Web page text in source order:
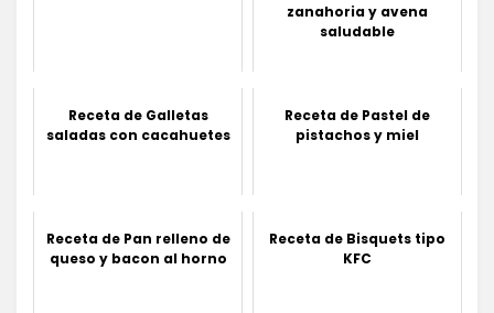
zanahoria y avena
saludable
Receta de Galletas
saladas con cacahuetes
Receta de Pastel de
pistachos y miel
Receta de Pan relleno de
queso y bacon al horno
Receta de Bisquets tipo
KFC